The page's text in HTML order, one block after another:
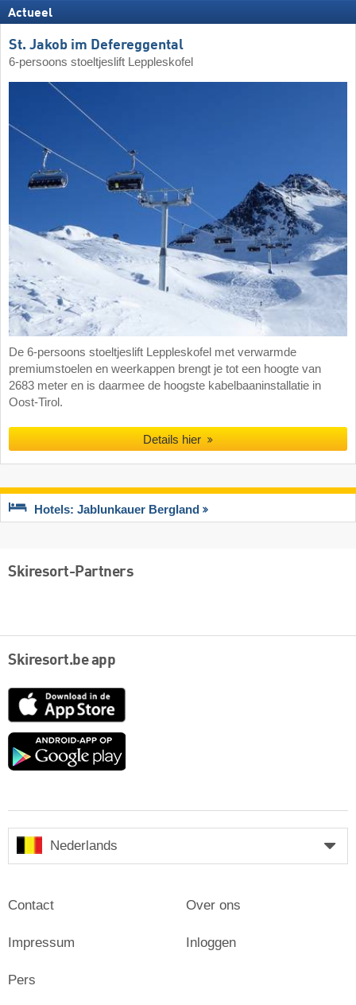
Actueel
St. Jakob im Defereggental
6-persoons stoeltjeslift Leppleskofel
De 6-persoons stoeltjeslift Leppleskofel met verwarmde
premiumstoelen en weerkappen brengt je tot een hoogte van
2683 meter en is daarmee de hoogste kabelbaaninstallatie in
Oost-Tirol.
Details hier
Hotels: Jablunkauer Bergland
Skiresort-Partners
Skiresort.be app
App
Google
Nederlands
Contact
Impressum
Pers
Over ons
Inloggen